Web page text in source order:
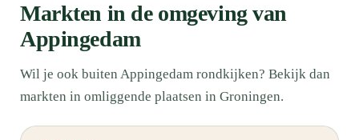
Markten in de omgeving van
Appingedam
Wil je ook buiten Appingedam rondkijken? Bekijk dan
markten in omliggende plaatsen in Groningen.